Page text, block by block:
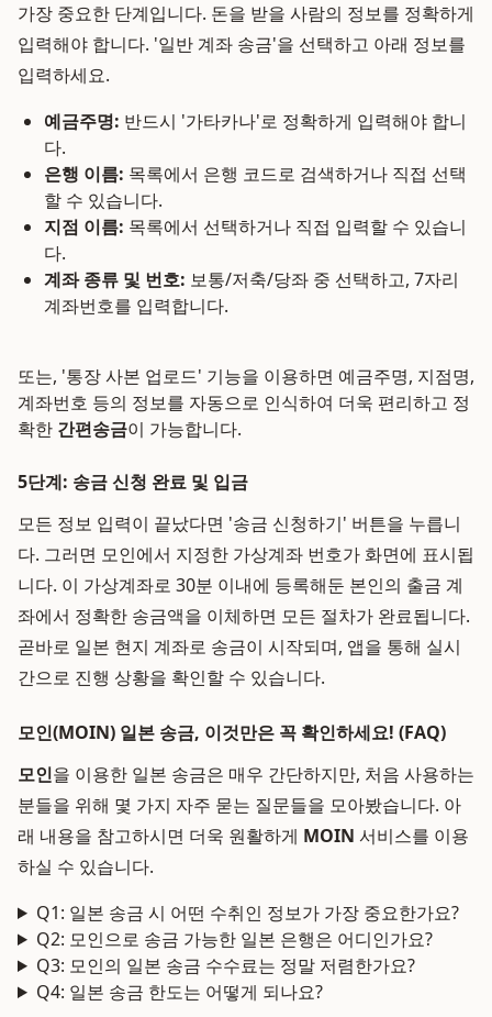
가장 중요한 단계입니다. 돈을 받을 사람의 정보를 정확하게
입력해야 합니다. '일반 계좌 송금'을 선택하고 아래 정보를
입력하세요.
예금주명: 반드시 '가타카나'로 정확하게 입력해야 합니
다.
은행 이름: 목록에서 은행 코드로 검색하거나 직접 선택
할 수 있습니다.
지점 이름: 목록에서 선택하거나 직접 입력할 수 있습니
다.
계좌 종류 및 번호: 보통/저축/당좌 중 선택하고, 7자리
계좌번호를 입력합니다.
또는, '통장 사본 업로드' 기능을 이용하면 예금주명, 지점명,
계좌번호 등의 정보를 자동으로 인식하여 더욱 편리하고 정
확한 간편송금이 가능합니다.
5단계: 송금 신청 완료 및 입금
모든 정보 입력이 끝났다면 '송금 신청하기' 버튼을 누릅니
다. 그러면 모인에서 지정한 가상계좌 번호가 화면에 표시됩
니다. 이 가상계좌로 30분 이내에 등록해둔 본인의 출금 계
좌에서 정확한 송금액을 이체하면 모든 절차가 완료됩니다.
곧바로 일본 현지 계좌로 송금이 시작되며, 앱을 통해 실시
간으로 진행 상황을 확인할 수 있습니다.
모인(MOIN) 일본 송금, 이것만은 꼭 확인하세요! (FAQ)
모인을 이용한 일본 송금은 매우 간단하지만, 처음 사용하는
분들을 위해 몇 가지 자주 묻는 질문들을 모아봤습니다. 아
래 내용을 참고하시면 더욱 원활하게 MOIN 서비스를 이용
하실 수 있습니다.
Q1: 일본 송금 시 어떤 수취인 정보가 가장 중요한가요?
Q2: 모인으로 송금 가능한 일본 은행은 어디인가요?
Q3: 모인의 일본 송금 수수료는 정말 저렴한가요?
Q4: 일본 송금 한도는 어떻게 되나요?